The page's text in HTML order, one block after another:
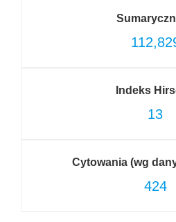
Indeks
13
Cytowania (wg
424